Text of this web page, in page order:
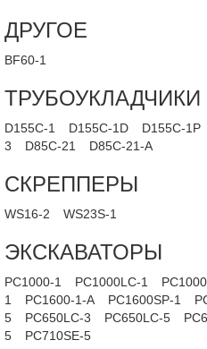
ДРУГОЕ
BF60-1
ТРУБОУКЛАДЧИКИ
D155C-1 D155C-1D D155C-1P
3
D85C-21 D85C-21-A
СКРЕППЕРЫ
WS16-2 WS23S-1
ЭКСКАВАТОРЫ
PC1000-1 PC1000LC-1
1
PC1600-1-A PC1600SP-1
5
PC650LC-3 PC650LC-5
5
PC710SE-5